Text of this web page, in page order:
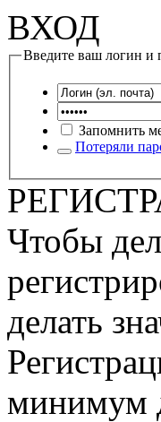
ВХОД
Введите ваш логин и
Запомнить
Потеряли
Чтобы
делать
минимум